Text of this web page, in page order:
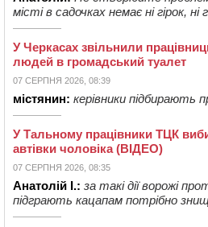
місті в садочках немає ні гірок, ні
У Черкасах звільнили
людей в громадський туалет
07 СЕРПНЯ 2026, 08:39
містянин: керівники підбирають
У Тальному працівники ТЦК
автівки чоловіка (ВІДЕО)
07 СЕРПНЯ 2026, 08:35
Анатолій І.: за такі дії ворожі
підграють кацапам потрібно